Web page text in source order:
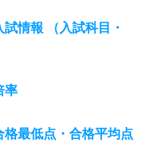
情報 （入試科目・
率
格最低点・合格平均点